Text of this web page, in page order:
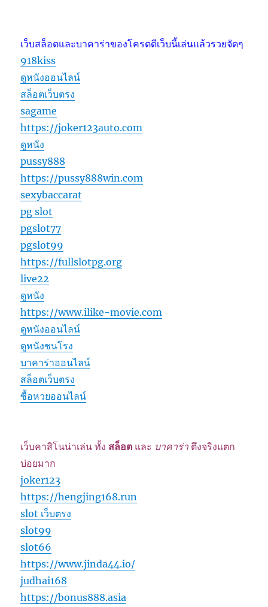
เว็บสล็อตและบาคาร่าของโครตดีเว็บนี้เล่นแล้วรวยจัดๆ
918kiss
ดูหนังออนไลน์
สล็อตเว็บตรง
sagame
https://joker123auto.com
ดูหนัง
pussy888
https://pussy888win.com
sexybaccarat
pg slot
pgslot77
pgslot99
https://fullslotpg.org
live22
ดูหนัง
https://www.ilike-movie.com
ดูหนังออนไลน์
ดูหนังชนโรง
บาคาร่าออนไลน์
สล็อตเว็บตรง
ซื้อหวยออนไลน์
เว็บคาสิโนน่าเล่น ทั้ง สล็อต และ บาคาร่า ตึงจริงแตก
บ่อยมาก
joker123
https://hengjing168.run
slot เว็บตรง
slot99
slot66
https://www.jinda44.io/
judhai168
https://bonus888.asia